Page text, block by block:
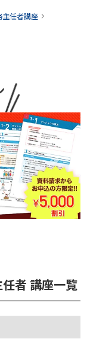
主任者講座
者 講座一覧